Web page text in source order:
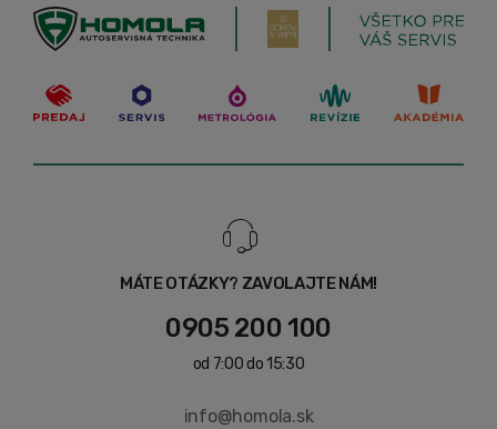
MÁTE OTÁZKY? ZAVOLAJTE NÁM!
0905 200 100
od 7:00 do 15:30
info@homola.sk